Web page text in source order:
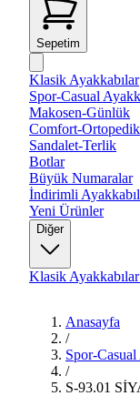
Sepetim
Klasik Ayakkabılar
Spor-Casual
Makosen-Günlük
Comfort-Ortopedik
Sandalet-Terlik
Botlar
Büyük Numaralar
İndirimli
Yeni Ürünler
Diğer
Klasik Ayakkabılar
Anasayfa
/
Spor-Casual
/
S-93.01